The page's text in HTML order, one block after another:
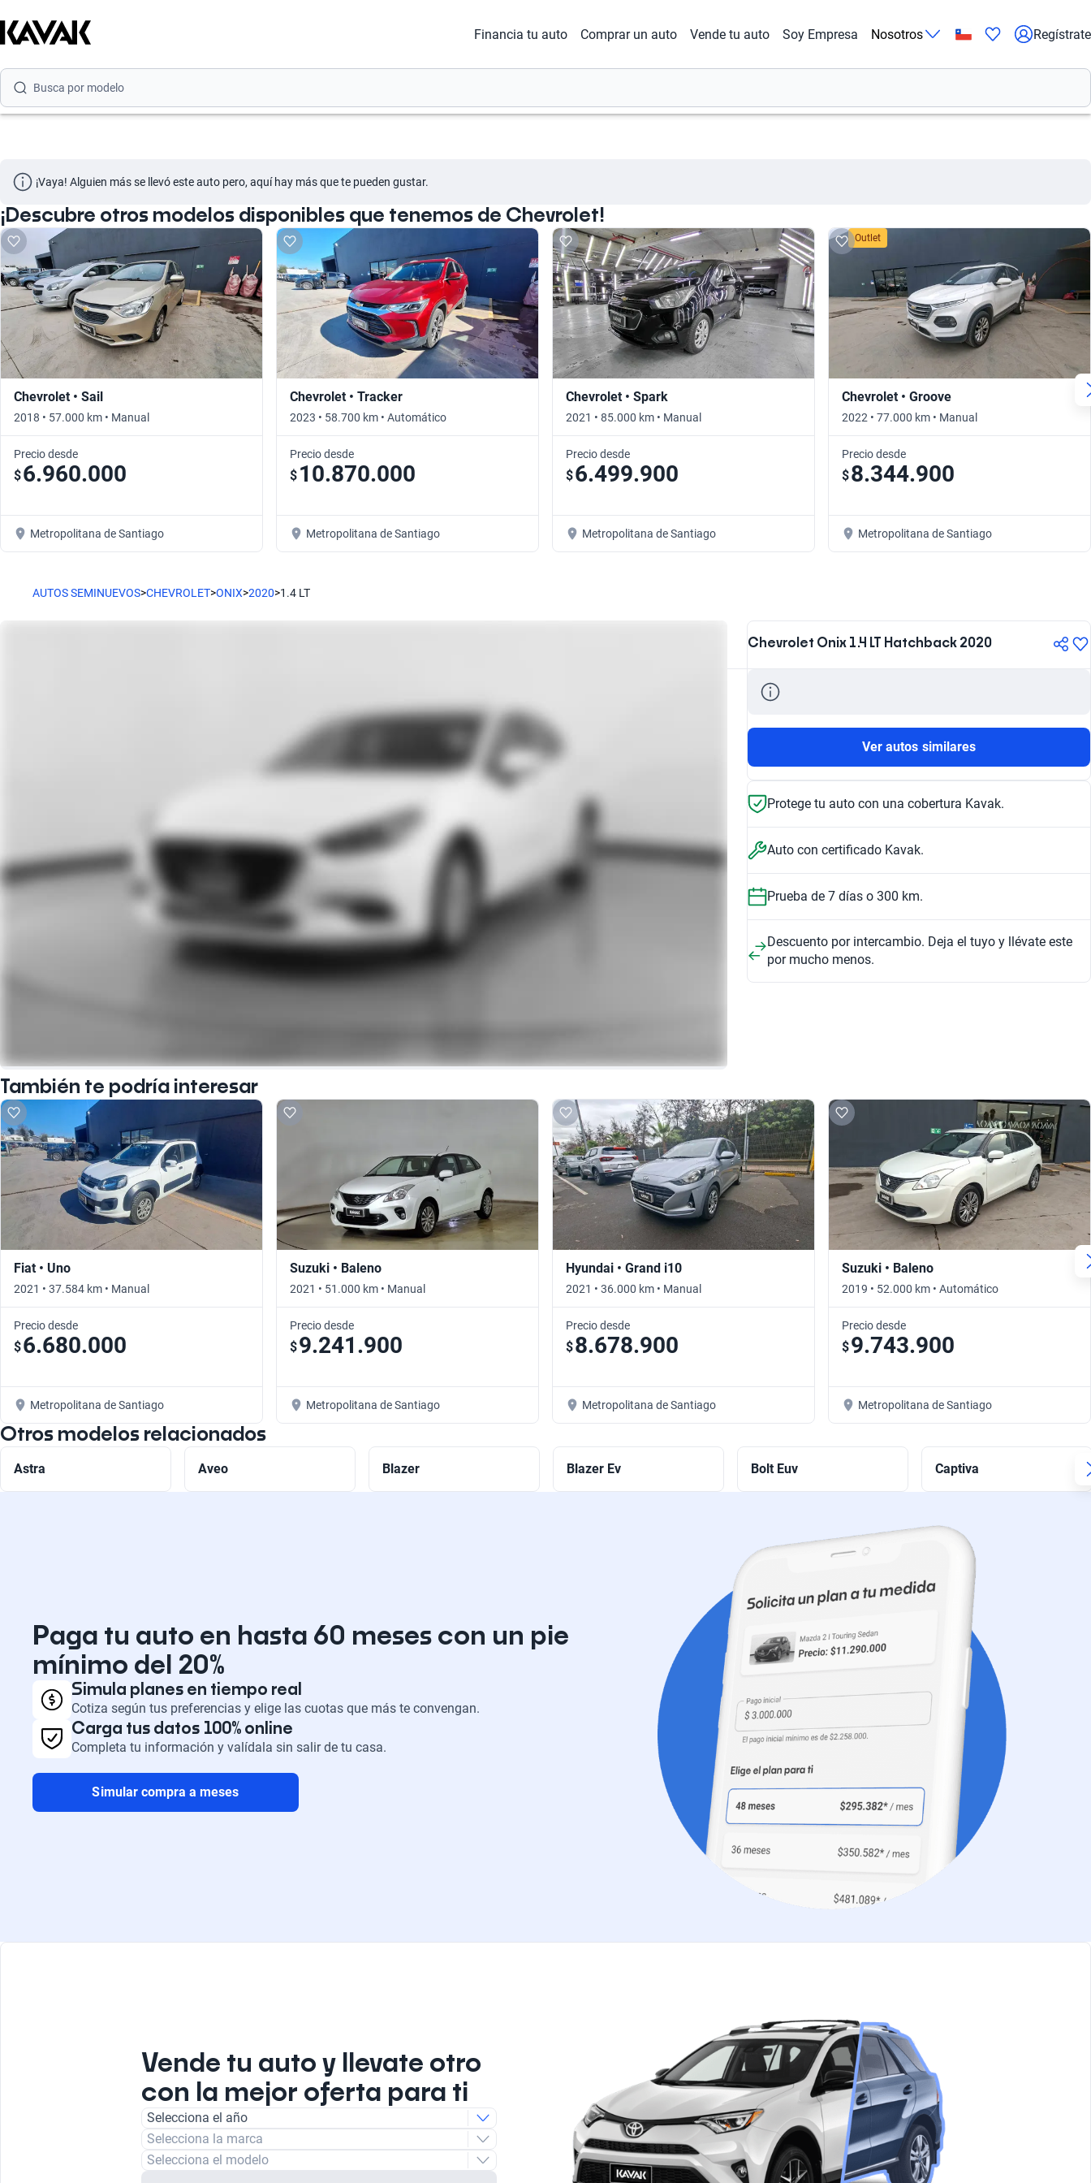
Financia tu auto Comprar un auto Vende tu auto Soy Empresa Nosotros Regístrate
Busca por versión
Busca por versión
Busca por año
¡Vaya! Alguien más se llevó este auto pero, aquí hay más que te pueden gustar.
¡Descubre otros modelos disponibles que tenemos de Chevrolet!
Chevrolet • Sail
2018 • 57.000 km • Manual
Precio desde
$6.960.000
Metropolitana de Santiago
Chevrolet • Tracker
2023 • 58.700 km • Automático
Precio desde
$ 10.870.000
Metropolitana de Santiago
Chevrolet • Spark
2021 • 85.000 km • Manual
Precio desde
$6.499.900
Metropolitana de Santiago
Outlet
Chevrolet • Groove
2022 • 77.000 km • Manual
Precio desde
$8.344.900
Metropolitana de Santiago
AUTOS SEMINUEVOS>CHEVROLET>ONIX>2020>1.4 LT
Chevrolet Onix 1.4 LT Hatchback 2020
Ver autos similares
Protege tu auto con una cobertura Kavak.
Auto con certificado Kavak.
Prueba de 7 días o 300 km.
Descuento por intercambio. Deja el tuyo y llévate este
por mucho menos.
También te podría interesar
Fiat • Uno
2021 • 37.584 km • Manual
Precio desde
$6.680.000
Metropolitana de Santiago
Suzuki • Baleno
2021 • 51.000 km • Manual
Precio desde
$9.241.900
Metropolitana de Santiago
Hyundai • Grand i10
2021 • 36.000 km • Manual
Precio desde
$8.678.900
Metropolitana de Santiago
Suzuki • Baleno
2019 • 52.000 km • Automático
Precio desde
$9.743.900
Metropolitana de Santiago
Otros modelos relacionados
Astra Aveo Blazer Blazer Ev Bolt Euv Captiva
Paga tu auto en hasta 60 meses con un pie
mínimo del 20%
Simula planes en tiempo real
Cotiza según tus preferencias y elige las cuotas que más te convengan.
Carga tus datos 100% online
Completa tu información y valídala sin salir de tu casa.
Simular compra a meses
Vende tu auto y llevate otro
con la mejor oferta para ti
Selecciona el año
Selecciona la marca
Selecciona el modelo